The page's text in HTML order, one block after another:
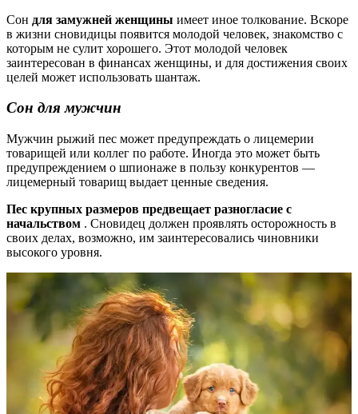
Сон для замужней женщины имеет иное толкование. Вскоре
в жизни сновидицы появится молодой человек, знакомство с
которым не сулит хорошего. Этот молодой человек
заинтересован в финансах женщины, и для достижения своих
целей может использовать шантаж.
Сон для мужчин
Мужчин рыжий пес может предупреждать о лицемерии
товарищей или коллег по работе. Иногда это может быть
предупреждением о шпионаже в пользу конкурентов —
лицемерный товарищ выдает ценные сведения.
Пес крупных размеров предвещает разногласие с
начальством . Сновидец должен проявлять осторожность в
своих делах, возможно, им заинтересовались чиновники
высокого уровня.